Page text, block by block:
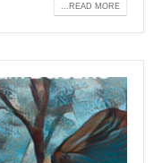
READ MORE...